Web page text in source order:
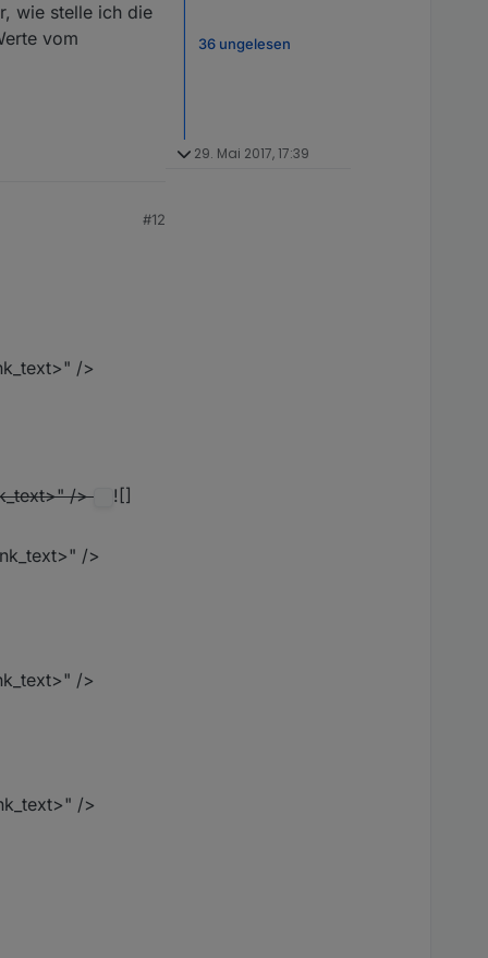
wie stelle ich die
vom
#12
/>
/> ![]
/>
/>
/>
36 ungelesen
29. Mai 2017, 17:39